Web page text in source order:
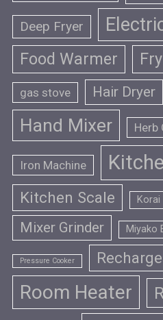
Deep Fryer
Food Warmer
gas stove Hair Dryer
Hand Mixer Herb
Iron Machine
Kitchen Scale Korai
Mixer Grinder Miyako
Pressure Cooker
Room Heater